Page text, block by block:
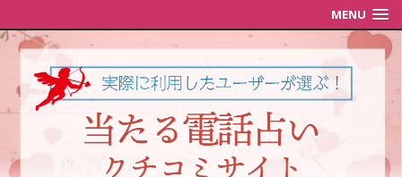
MENU